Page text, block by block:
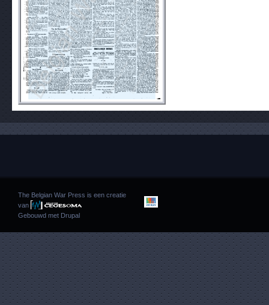
The Belgian War Press is een creatie
van
Gebouwd met Drupal